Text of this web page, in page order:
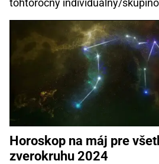
Horoskop na máj pre
zverokruhu 2024